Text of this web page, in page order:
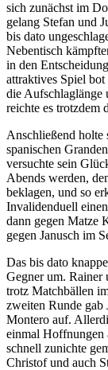
sich zunächst im
gelang Stefan und
bis dato
Nebentisch
in den
attraktives Spiel
die Aufschlaglänge
reichte es trotzdem
Anschließend holte
spanischen
versuchte sein
Abends werden,
beklagen, und so
Invalidenduell
dann gegen Matze
gegen Janusch im
Das bis dato
Gegner um. Rainer
trotz Matchbällen
zweiten Runde gab
Montero auf.
einmal Hoffnungen
schnell zunichte
Christof und auch